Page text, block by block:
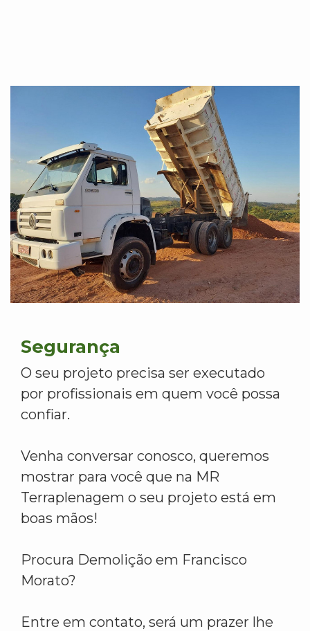
Segurança
O seu projeto precisa ser executado
por profissionais em quem você possa
confiar.
Venha conversar conosco, queremos
mostrar para você que na MR
Terraplenagem o seu projeto está em
boas mãos!
Procura Demolição em Francisco
Morato?
Entre em contato, será um prazer lhe